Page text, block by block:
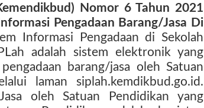
Nomor 6 Tahun 2021
Pengadaan Barang/Jasa Di
Informasi Pengadaan di Sekolah
adalah sistem elektronik yang
barang/jasa oleh Satuan
laman siplah.kemdikbud.go.id.
oleh Satuan Pendidikan yang